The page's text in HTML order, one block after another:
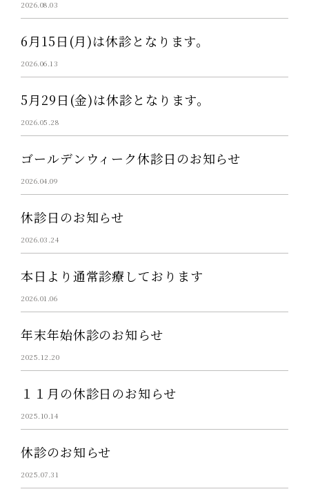
2026.08.03
6月15日(月)は休診となります。
2026.06.13
5月29日(金)は休診となります。
2026.05.28
ゴールデンウィーク休診日のお知らせ
2026.04.09
休診日のお知らせ
2026.03.24
本日より通常診療しております
2026.01.06
年末年始休診のお知らせ
2025.12.20
１１月の休診日のお知らせ
2025.10.14
休診のお知らせ
2025.07.31